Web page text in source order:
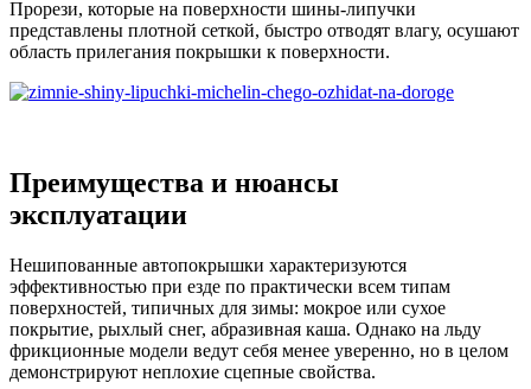
Прорези, которые на поверхности шины-липучки
представлены плотной сеткой, быстро отводят влагу, осушают
область прилегания покрышки к поверхности.
Преимущества и нюансы
эксплуатации
Нешипованные автопокрышки характеризуются
эффективностью при езде по практически всем типам
поверхностей, типичных для зимы: мокрое или сухое
покрытие, рыхлый снег, абразивная каша. Однако на льду
фрикционные модели ведут себя менее уверенно, но в целом
демонстрируют неплохие сцепные свойства.